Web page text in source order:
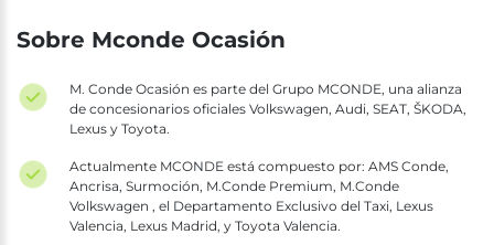
Sobre Mconde Ocasión
M. Conde Ocasión es parte del Grupo MCONDE, una alianza
de concesionarios oficiales Volkswagen, Audi, SEAT, ŠKODA,
Lexus y Toyota.
Actualmente MCONDE está compuesto por: AMS Conde,
Ancrisa, Surmoción, M.Conde Premium, M.Conde
Volkswagen , el Departamento Exclusivo del Taxi, Lexus
Valencia, Lexus Madrid, y Toyota Valencia.